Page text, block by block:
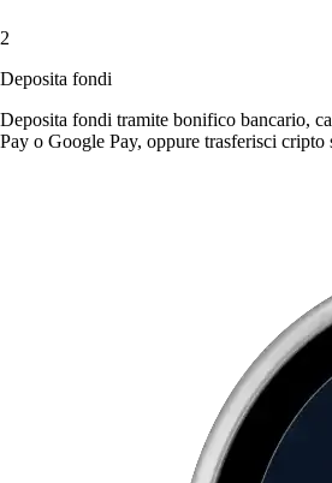
2
Deposita fondi
Deposita fondi tramite bonifico bancario,
Pay o Google Pay, oppure trasferisci